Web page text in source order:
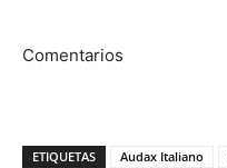
Comentarios
ETIQUETAS Audax Italiano